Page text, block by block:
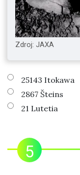
Zdroj: JAXA
25143 Itokawa
2867 Šteins
21 Lutetia